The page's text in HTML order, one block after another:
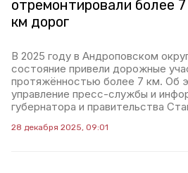
отремонтировали более 7
км дорог
В 2025 году в Андроповском
состояние привели дорожные
протяжённостью более 7 км. Об
управление пресс-службы и
губернатора и правительства
28 декабря 2025, 09:01